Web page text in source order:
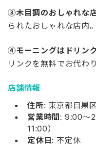
③木目調のおしゃれな
られたおしゃれな店内。
④モーニングはドリン
リンクを無料でお代わ
店舗情報
住所: 東京都目黒
営業時間: 9:00～
11:00）
定休日: 不定休